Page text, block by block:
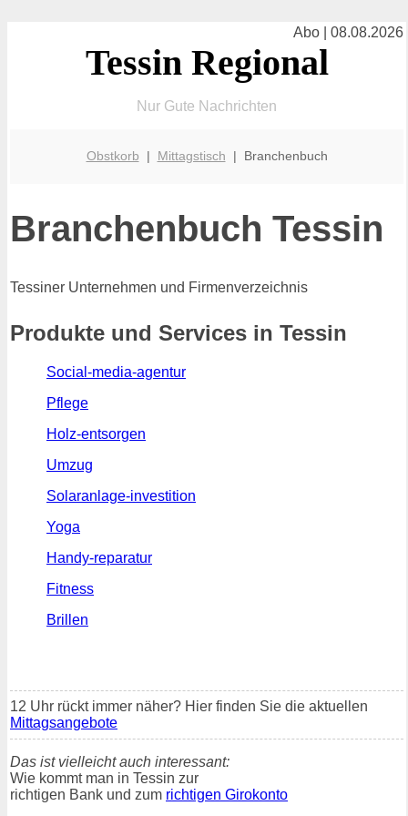
Abo | 08.08.2026
Tessin Regional
Nur Gute Nachrichten
Obstkorb | Mittagstisch | Branchenbuch
Branchenbuch Tessin
Tessiner Unternehmen und Firmenverzeichnis
Produkte und Services in Tessin
Social-media-agentur
Pflege
Holz-entsorgen
Umzug
Solaranlage-investition
Yoga
Handy-reparatur
Fitness
Brillen
12 Uhr rückt immer näher? Hier finden Sie die aktuellen
Mittagsangebote
Das ist vielleicht auch interessant:
Wie kommt man in Tessin zur
richtigen Bank und zum richtigen Girokonto